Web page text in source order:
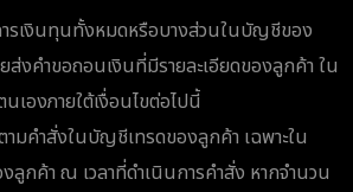
ารเงินทุนทั้งหมดหรือบางส่วนในบัญชีของ
ส่งคำขอถอนเงินที่มีรายละเอียดของลูกค้า ใน
เองภายใต้เงื่อนไขต่อไปนี้
ามคำสั่งในบัญชีเทรดของลูกค้า เฉพาะใน
กค้า ณ เวลาที่ดำเนินการคำสั่ง หากจำนวน